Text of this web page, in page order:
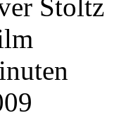
Stoltz